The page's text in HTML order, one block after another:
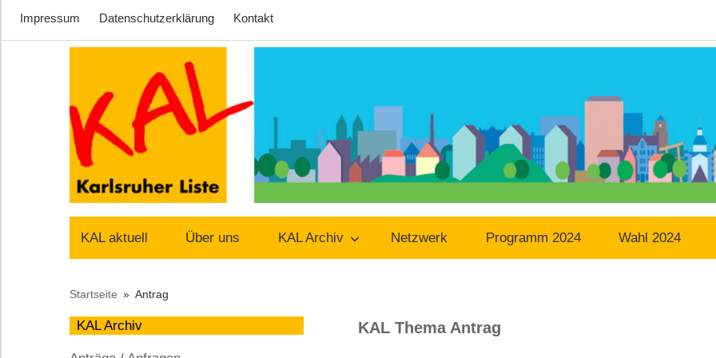
Impressum Datenschutzerklärung Kontakt
Zum
springen
Karlsruher
Liste
–
auf
KAL aktuell Über uns KAL Archiv Netzwerk Programm 2024 Wahl 2024
Startseite Antrag
KAL Thema Antrag
KAL Archiv